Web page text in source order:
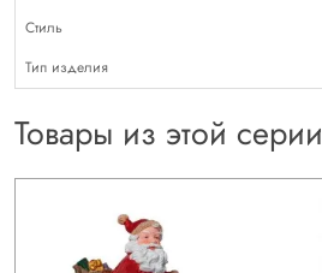
Стиль
Тип изделия
Товары из этой серии